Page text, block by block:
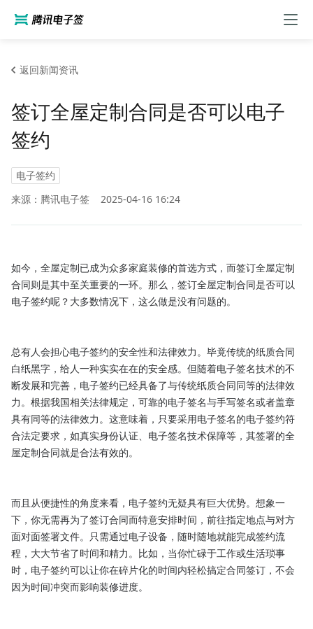
返回新闻资讯
签订全屋定制合同是否可以电子
签约
电子签约
来源：腾讯电子签
2025-04-16 16:24
如今，全屋定制已成为众多家庭装修的首选方式，而签订全屋定制
合同则是其中至关重要的一环。那么，签订全屋定制合同是否可以
电子签约呢？大多数情况下，这么做是没有问题的。
总有人会担心电子签约的安全性和法律效力。毕竟传统的纸质合同
白纸黑字，给人一种实实在在的安全感。但随着电子签名技术的不
断发展和完善，电子签约已经具备了与传统纸质合同同等的法律效
力。根据我国相关法律规定，可靠的电子签名与手写签名或者盖章
具有同等的法律效力。这意味着，只要采用电子签名的电子签约符
合法定要求，如真实身份认证、电子签名技术保障等，其签署的全
屋定制合同就是合法有效的。
而且从便捷性的角度来看，电子签约无疑具有巨大优势。想象一
下，你无需再为了签订合同而特意安排时间，前往指定地点与对方
面对面签署文件。只需通过电子设备，随时随地就能完成签约流
程，大大节省了时间和精力。比如，当你忙碌于工作或生活琐事
时，电子签约可以让你在碎片化的时间内轻松搞定合同签订，不会
因为时间冲突而影响装修进度。